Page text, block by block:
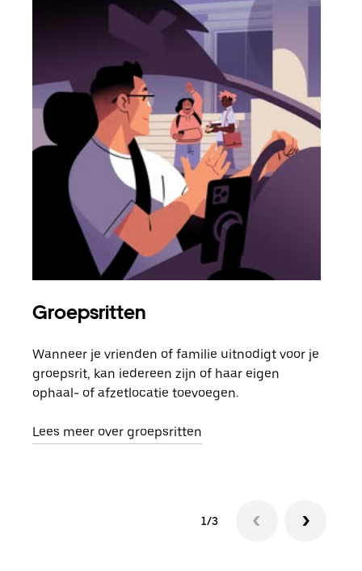
Groepsritten
Wanneer je vrienden of familie uitnodigt voor je
groepsrit, kan iedereen zijn of haar eigen
ophaal- of afzetlocatie toevoegen.
Lees meer over groepsritten
1/3